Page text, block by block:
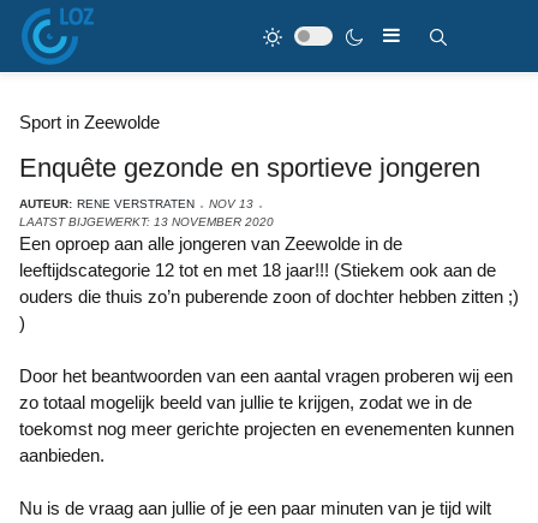
Sport in Zeewolde
Enquête gezonde en sportieve jongeren
AUTEUR: RENE VERSTRATEN
NOV 13
LAATST BIJGEWERKT: 13 NOVEMBER 2020
Een oproep aan alle jongeren van Zeewolde in de
leeftijdscategorie 12 tot en met 18 jaar!!! (Stiekem ook aan de
ouders die thuis zo’n puberende zoon of dochter hebben zitten ;)
)
Door het beantwoorden van een aantal vragen proberen wij een
zo totaal mogelijk beeld van jullie te krijgen, zodat we in de
toekomst nog meer gerichte projecten en evenementen kunnen
aanbieden.
Nu is de vraag aan jullie of je een paar minuten van je tijd wilt